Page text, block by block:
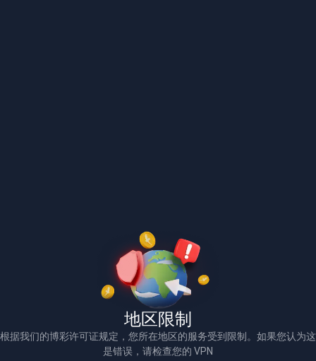
地区限制
根据我们的博彩许可证规定，您所在地区的服务受到限制。如果您认为这
是错误，请检查您的 VPN